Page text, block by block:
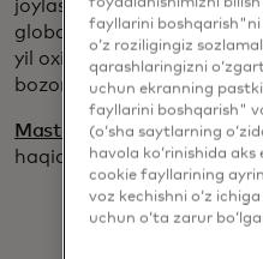
joylashgan mijozlar
global mahsulot
yil oxiridan boshlab
bozorlarda ham mavjud
Mastercard debitorlik
haqida ko'proq bilib oling.
fayllarini
o‘z roziligingiz
qarashlaringizni
uchun ekranning
fayllarini boshqarish"
(o‘sha saytlarning
havola ko‘rinishida
cookie fayllarining
voz kechishni o‘z
uchun o‘ta zarur